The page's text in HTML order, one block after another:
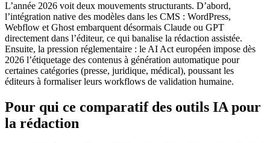
L’année 2026 voit deux mouvements structurants. D’abord,
l’intégration native des modèles dans les CMS : WordPress,
Webflow et Ghost embarquent désormais Claude ou GPT
directement dans l’éditeur, ce qui banalise la rédaction assistée.
Ensuite, la pression réglementaire : le AI Act européen impose dès
2026 l’étiquetage des contenus à génération automatique pour
certaines catégories (presse, juridique, médical), poussant les
éditeurs à formaliser leurs workflows de validation humaine.
Pour qui ce comparatif des outils IA pour
la rédaction